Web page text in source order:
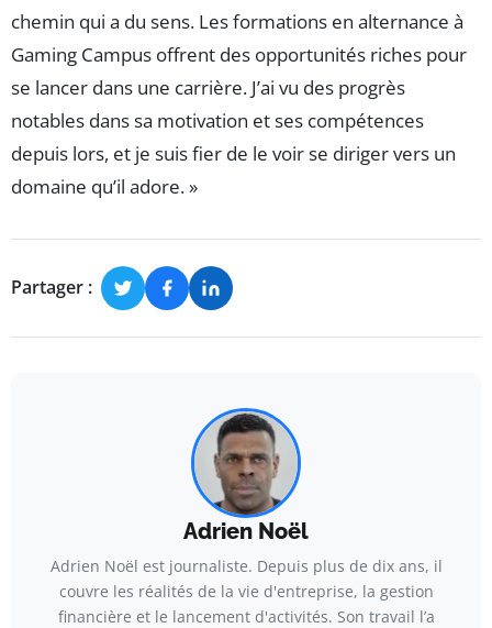
chemin qui a du sens. Les formations en alternance à
Gaming Campus offrent des opportunités riches pour
se lancer dans une carrière. J’ai vu des progrès
notables dans sa motivation et ses compétences
depuis lors, et je suis fier de le voir se diriger vers un
domaine qu’il adore. »
Partager :
Adrien Noël
Adrien Noël est journaliste. Depuis plus de dix ans, il
couvre les réalités de la vie d'entreprise, la gestion
financière et le lancement d'activités. Son travail l’a